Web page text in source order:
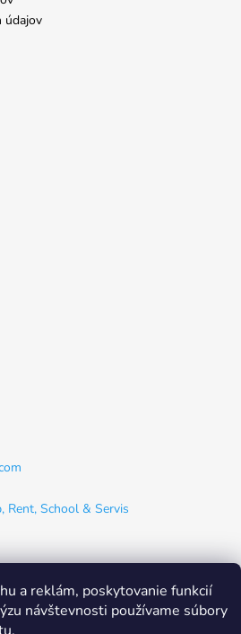
a reklám, poskytovanie funkcií
návštevnosti používame súbory
údajov
Rent, School & Servis